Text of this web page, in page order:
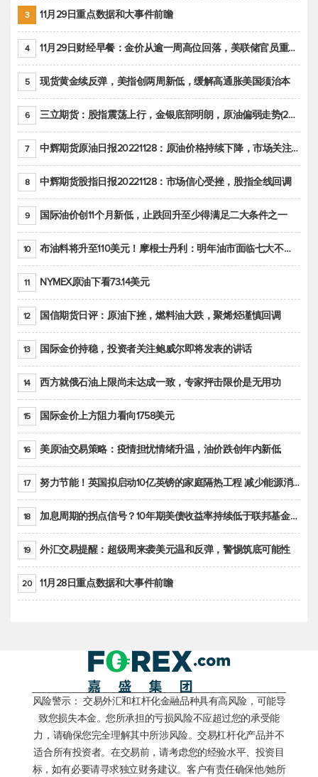
3 11月29日重点数据和大事件前瞻
4 11月29日财经早餐：金价从逾一周高位回落，美联储官员重申鹰派立场推动美元回升
5 现货黄金续反弹，美指创两周新低，缓解高通胀美国须治本
6 三立期货：股指震荡上行，金银底部明朗，原油偏弱走势(20221128收评)
7 中辉期货原油日报20221128：原油价格持续下降，市场关注OPEC+新一轮产能政策
8 中辉期货股指日报20221128：市场信心受挫，股指全线回调
9 国际油价创11个月新低，止跌回升至少得满足二大条件之一
10 布油料将升至110美元！摩根士丹利：明年油市面临七大不确定性
11 NYMEX原油下看73.14美元
12 国信期货日评：原油下挫，燃料油大跌，聚烯烃谨慎回调
13 国际金价持稳，投资者关注鲍威尔即将发表的讲话
14 西方就俄石油上限尚未达成一致，专家抨击限价是无用功
15 国际金价上方阻力看向1758美元
16 美原油交易策略：疫情担忧情绪升温，油价跌创年内新低
17 努力节能！英国拟启动10亿英镑的家庭隔热工程 减少能源消耗
18 加息周期的拐点信号？10年期美债收益率持续低于联邦基金利率目标区间
19 外汇交易提醒：超级周来袭美元温和反弹，警惕筑底可能性
20 11月28日重点数据和大事件前瞻
风险警示： 交易外汇和杠杆化金融品种具有高风险，可能导
致您损失本金。您所承担的亏损风险不应超过您的承受能
力，请确保您完全理解其中所涉风险。交易杠杆化产品并不
适合所有投资者。在交易前，请考虑您的经验水平、投资目
标，如有必要请寻求独立财务建议。客户有责任确保他/她所